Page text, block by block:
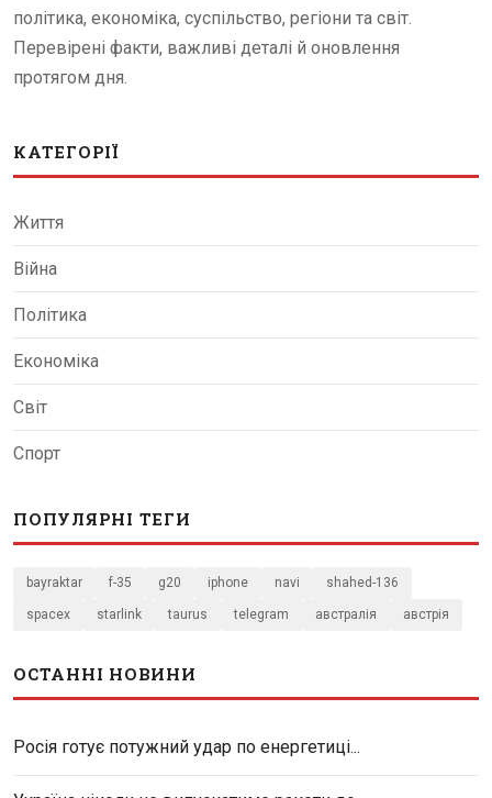
політика, економіка, суспільство, регіони та світ.
Перевірені факти, важливі деталі й оновлення
протягом дня.
КАТЕГОРІЇ
Життя
Війна
Політика
Економіка
Світ
Спорт
ПОПУЛЯРНІ ТЕГИ
bayraktar f-35 g20 iphone navi shahed-136
spacex starlink taurus telegram австралія австрія
ОСТАННІ НОВИНИ
Росія готує потужний удар по енергетиці...